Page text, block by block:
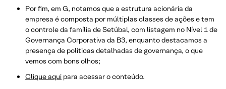
Por fim, em G, notamos que a estrutura acionária da
empresa é composta por múltiplas classes de ações e tem
o controle da família de Setúbal, com listagem no Nível 1 de
Governança Corporativa da B3, enquanto destacamos a
presença de políticas detalhadas de governança, o que
vemos com bons olhos;
Clique aqui para acessar o conteúdo.